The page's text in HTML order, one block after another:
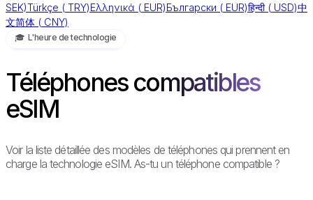
SEK)Türkçe ( TRY)Ελληνικά ( EUR)Български ( EUR)हिन्दी ( USD)中
文简体 ( CNY)
🎓️ L'heure de technologie
Téléphones compatibles
eSIM
Voir la liste détaillée des modèles de téléphones qui prennent en
charge la technologie eSIM. As-tu un téléphone compatible ?